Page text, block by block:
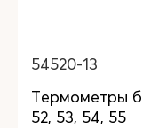
54520-13
Термометры
52, 53, 54, 55